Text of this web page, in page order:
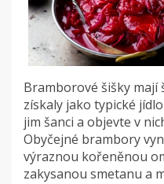
Bramborové šišky
získaly jako typické
jim šanci a objevte v
Obyčejné brambory
výraznou kořeněnou
zakysanou smetanu a